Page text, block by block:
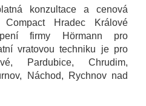
konzultace a cenová
Hradec Králové
firmy Hörmann pro
vratovou techniku je pro
Pardubice, Chrudim,
Náchod, Rychnov nad